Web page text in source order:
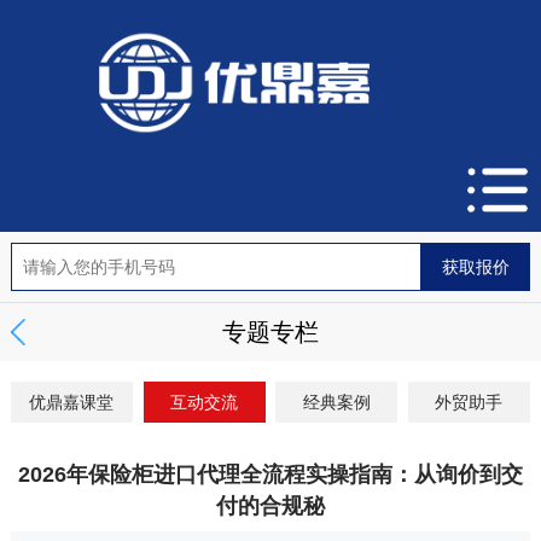
专题专栏
优鼎嘉课堂 互动交流 经典案例 外贸助手
2026年保险柜进口代理全流程实操指南：从询价到交
付的合规秘